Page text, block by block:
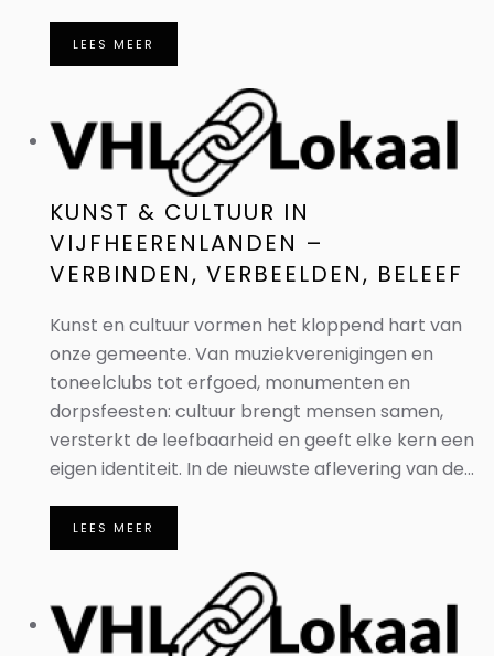
LEES MEER
KUNST & CULTUUR IN
VIJFHEERENLANDEN –
VERBINDEN, VERBEELDEN, BELEEF
Kunst en cultuur vormen het kloppend hart van
onze gemeente. Van muziekverenigingen en
toneelclubs tot erfgoed, monumenten en
dorpsfeesten: cultuur brengt mensen samen,
versterkt de leefbaarheid en geeft elke kern een
eigen identiteit. In de nieuwste aflevering van de...
LEES MEER